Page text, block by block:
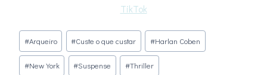
TikTok
Tags
do
Post:
#Arqueiro #Custe o que custar #Harlan Coben
#New York #Suspense #Thriller